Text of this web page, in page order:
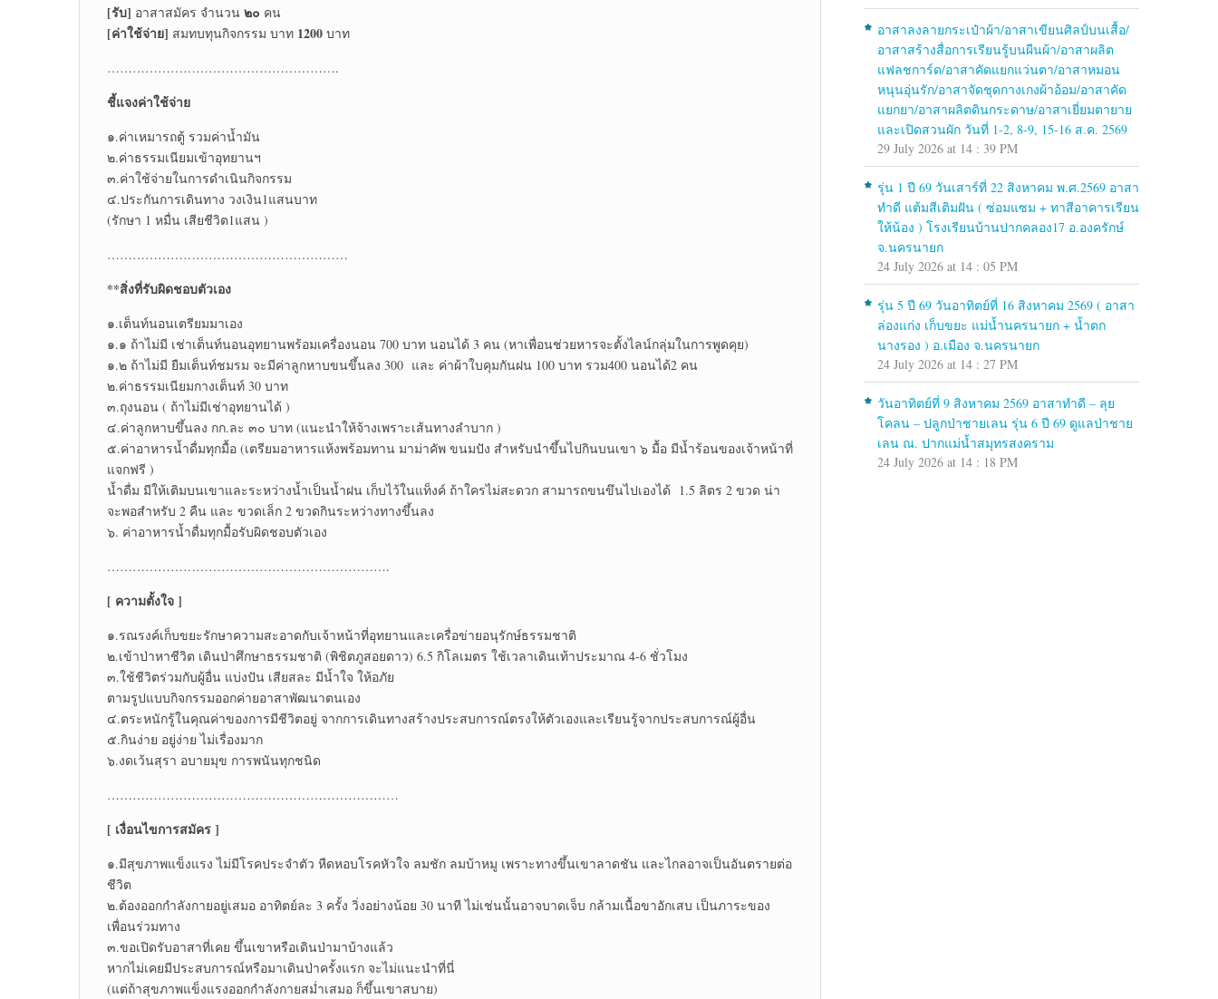
[รับ] อาสาสมัคร จำนวน ๒๐ คน
[ค่าใช้จ่าย] สมทบทุนกิจกรรม บาท 1200 บาท
……………………………………………….
ชี้แจงค่าใช้จ่าย
๑.ค่าเหมารถตู้ รวมค่าน้ำมัน
๒.ค่าธรรมเนียมเข้าอุทยานฯ
๓.ค่าใช้จ่ายในการดำเนินกิจกรรม
๔.ประกันการเดินทาง วงเงิน1แสนบาท
(รักษา 1 หมื่น เสียชีวิต1แสน )
…………………………………………………
**สิ่งที่รับผิดชอบตัวเอง
๑.เต็นท์นอนเตรียมมาเอง
๑.๑ ถ้าไม่มี เช่าเต็นท์นอนอุทยานพร้อมเครื่องนอน 700 บาท นอนได้ 3 คน (หาเพื่อนช่วยหารจะตั้งไลน์กลุ่มในการพูดคุย)
๑.๒ ถ้าไม่มี ยืมเต็นท์ชมรม จะมีค่าลูกหาบขนขึ้นลง 300 และ ค่าผ้าใบคุมกันฝน 100 บาท รวม400 นอนได้2 คน
๒.ค่าธรรมเนียมกางเต็นท์ 30 บาท
๓.ถุงนอน ( ถ้าไม่มีเช่าอุทยานได้ )
๔.ค่าลูกหาบขึ้นลง กก.ละ ๓๐ บาท (แนะนำให้จ้างเพราะเส้นทางลำบาก )
๕.ค่าอาหารน้ำดื่มทุกมื้อ (เตรียมอาหารแห้งพร้อมทาน มาม่าคัพ ขนมปัง สำหรับนำขึ้นไปกินบนเขา ๖ มื้อ มีน้ำร้อนของเจ้าหน้าที่
แจกฟรี )
น้ำดื่ม มีให้เติมบนเขาและระหว่างน้ำเป็นน้ำฝน เก็บไว้ในแท็งค์ ถ้าใครไม่สะดวก สามารถขนขึนไปเองได้ 1.5 ลิตร 2 ขวด น่า
จะพอสำหรับ 2 คืน และ ขวดเล็ก 2 ขวดกินระหว่างทางขึ้นลง
๖. ค่าอาหารน้ำดื่มทุกมื้อรับผิดชอบตัวเอง
………………………………………………………….
[ ความตั้งใจ ]
๑.รณรงค์เก็บขยะรักษาความสะอาดกับเจ้าหน้าที่อุทยานและเครื่อข่ายอนุรักษ์ธรรมชาติ
๒.เข้าป่าหาชีวิต เดินป่าศึกษาธรรมชาติ (พิชิตภูสอยดาว) 6.5 กิโลเมตร ใช้เวลาเดินเท้าประมาณ 4-6 ชั่วโมง
๓.ใช้ชีวิตร่วมกับผู้อื่น แบ่งปัน เสียสละ มีน้ำใจ ให้อภัย
ตามรูปแบบกิจกรรมออกค่ายอาสาพัฒนาตนเอง
๔.ตระหนักรู้ในคุณค่าของการมีชีวิตอยู่ จากการเดินทางสร้างประสบการณ์ตรงให้ตัวเองและเรียนรู้จากประสบการณ์ผู้อื่น
๕.กินง่าย อยู่ง่าย ไม่เรื่องมาก
๖.งดเว้นสุรา อบายมุข การพนันทุกชนิด
……………………………………………………………
[ เงื่อนไขการสมัคร ]
๑.มีสุขภาพแข็งแรง ไม่มีโรคประจำตัว หืดหอบโรคหัวใจ ลมชัก ลมบ้าหมู เพราะทางขึ้นเขาลาดชัน และไกลอาจเป็นอันตรายต่อ
ชีวิต
๒.ต้องออกกำลังกายอยู่เสมอ อาทิตย์ละ 3 ครั้ง วิ่งอย่างน้อย 30 นาที ไม่เช่นนั้นอาจบาดเจ็บ กล้ามเนื้อขาอักเสบ เป็นภาระของ
เพื่อนร่วมทาง
๓.ขอเปิดรับอาสาที่เคย ขึ้นเขาหรือเดินป่ามาบ้างแล้ว
หากไม่เคยมีประสบการณ์หรือมาเดินป่าครั้งแรก จะไม่แนะนำที่นี่
(แต่ถ้าสุขภาพแข็งแรงออกกำลังกายสม่ำเสมอ ก็ขึ้นเขาสบาย)
อาสาลงลายกระเป๋าผ้า/อาสาเขียนศิลป์บนเสื้อ/
อาสาสร้างสื่อการเรียนรู้บนผืนผ้า/อาสาผลิต
แฟลชการ์ด/อาสาคัดแยกแว่นตา/อาสาหมอน
หนุนอุ่นรัก/อาสาจัดชุดกางเกงผ้าอ้อม/อาสาคัด
แยกยา/อาสาผลิตดินกระดาษ/อาสาเยี่ยมตายาย
และเปิดสวนผัก วันที่ 1-2, 8-9, 15-16 ส.ค. 2569
29 July 2026 at 14 : 39 PM
รุ่น 1 ปี 69 วันเสาร์ที่ 22 สิงหาคม พ.ศ.2569 อาสา
ทำดี แต้มสีเติมฝัน ( ซ่อมแซม + ทาสีอาคารเรียน
ให้น้อง ) โรงเรียนบ้านปากคลอง17 อ.องครักษ์
จ.นครนายก
24 July 2026 at 14 : 05 PM
รุ่น 5 ปี 69 วันอาทิตย์ที่ 16 สิงหาคม 2569 ( อาสา
ล่องแก่ง เก็บขยะ แม่น้ำนครนายก + น้ำตก
นางรอง ) อ.เมือง จ.นครนายก
24 July 2026 at 14 : 27 PM
วันอาทิตย์ที่ 9 สิงหาคม 2569 อาสาทำดี – ลุย
โคลน – ปลูกป่าชายเลน รุ่น 6 ปี 69 ดูแลป่าชาย
เลน ณ. ปากแม่น้ำสมุทรสงคราม
24 July 2026 at 14 : 18 PM